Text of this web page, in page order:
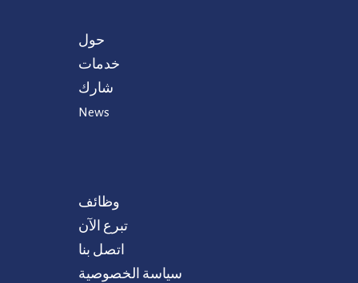
حول
خدمات
شارك
News
وظائف
تبرع الآن
اتصل بنا
سياسة الخصوصية